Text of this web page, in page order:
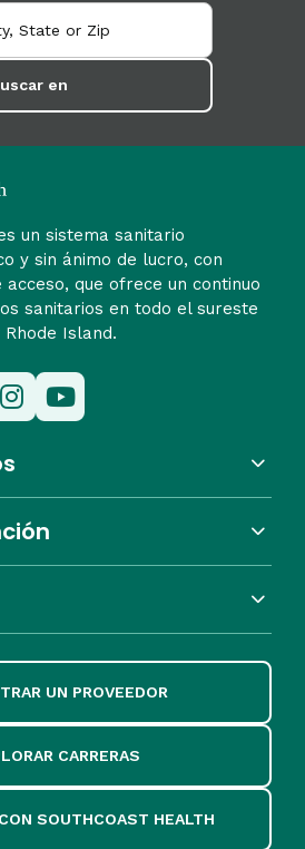
en
un sistema sanitario
y sin ánimo de lucro, con
que ofrece un continuo
sanitarios en todo el sureste
Island.
UN PROVEEDOR
CARRERAS
SOUTHCOAST HEALTH